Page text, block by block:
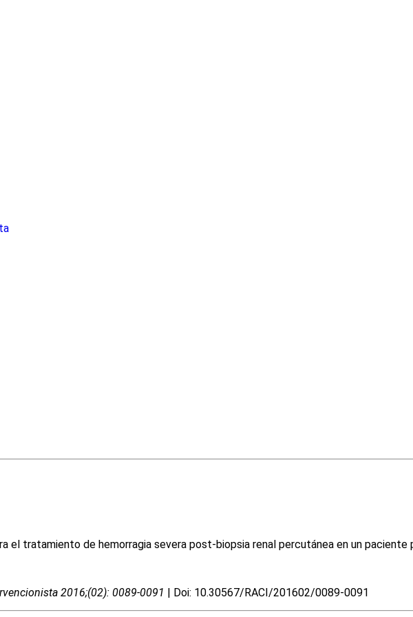
el tratamiento de hemorragia severa post-biopsia renal percutánea en un paciente
2016;(02): 0089-0091 | Doi: 10.30567/RACI/201602/0089-0091